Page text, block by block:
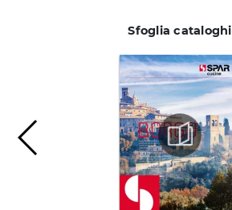
Sfoglia cataloghi